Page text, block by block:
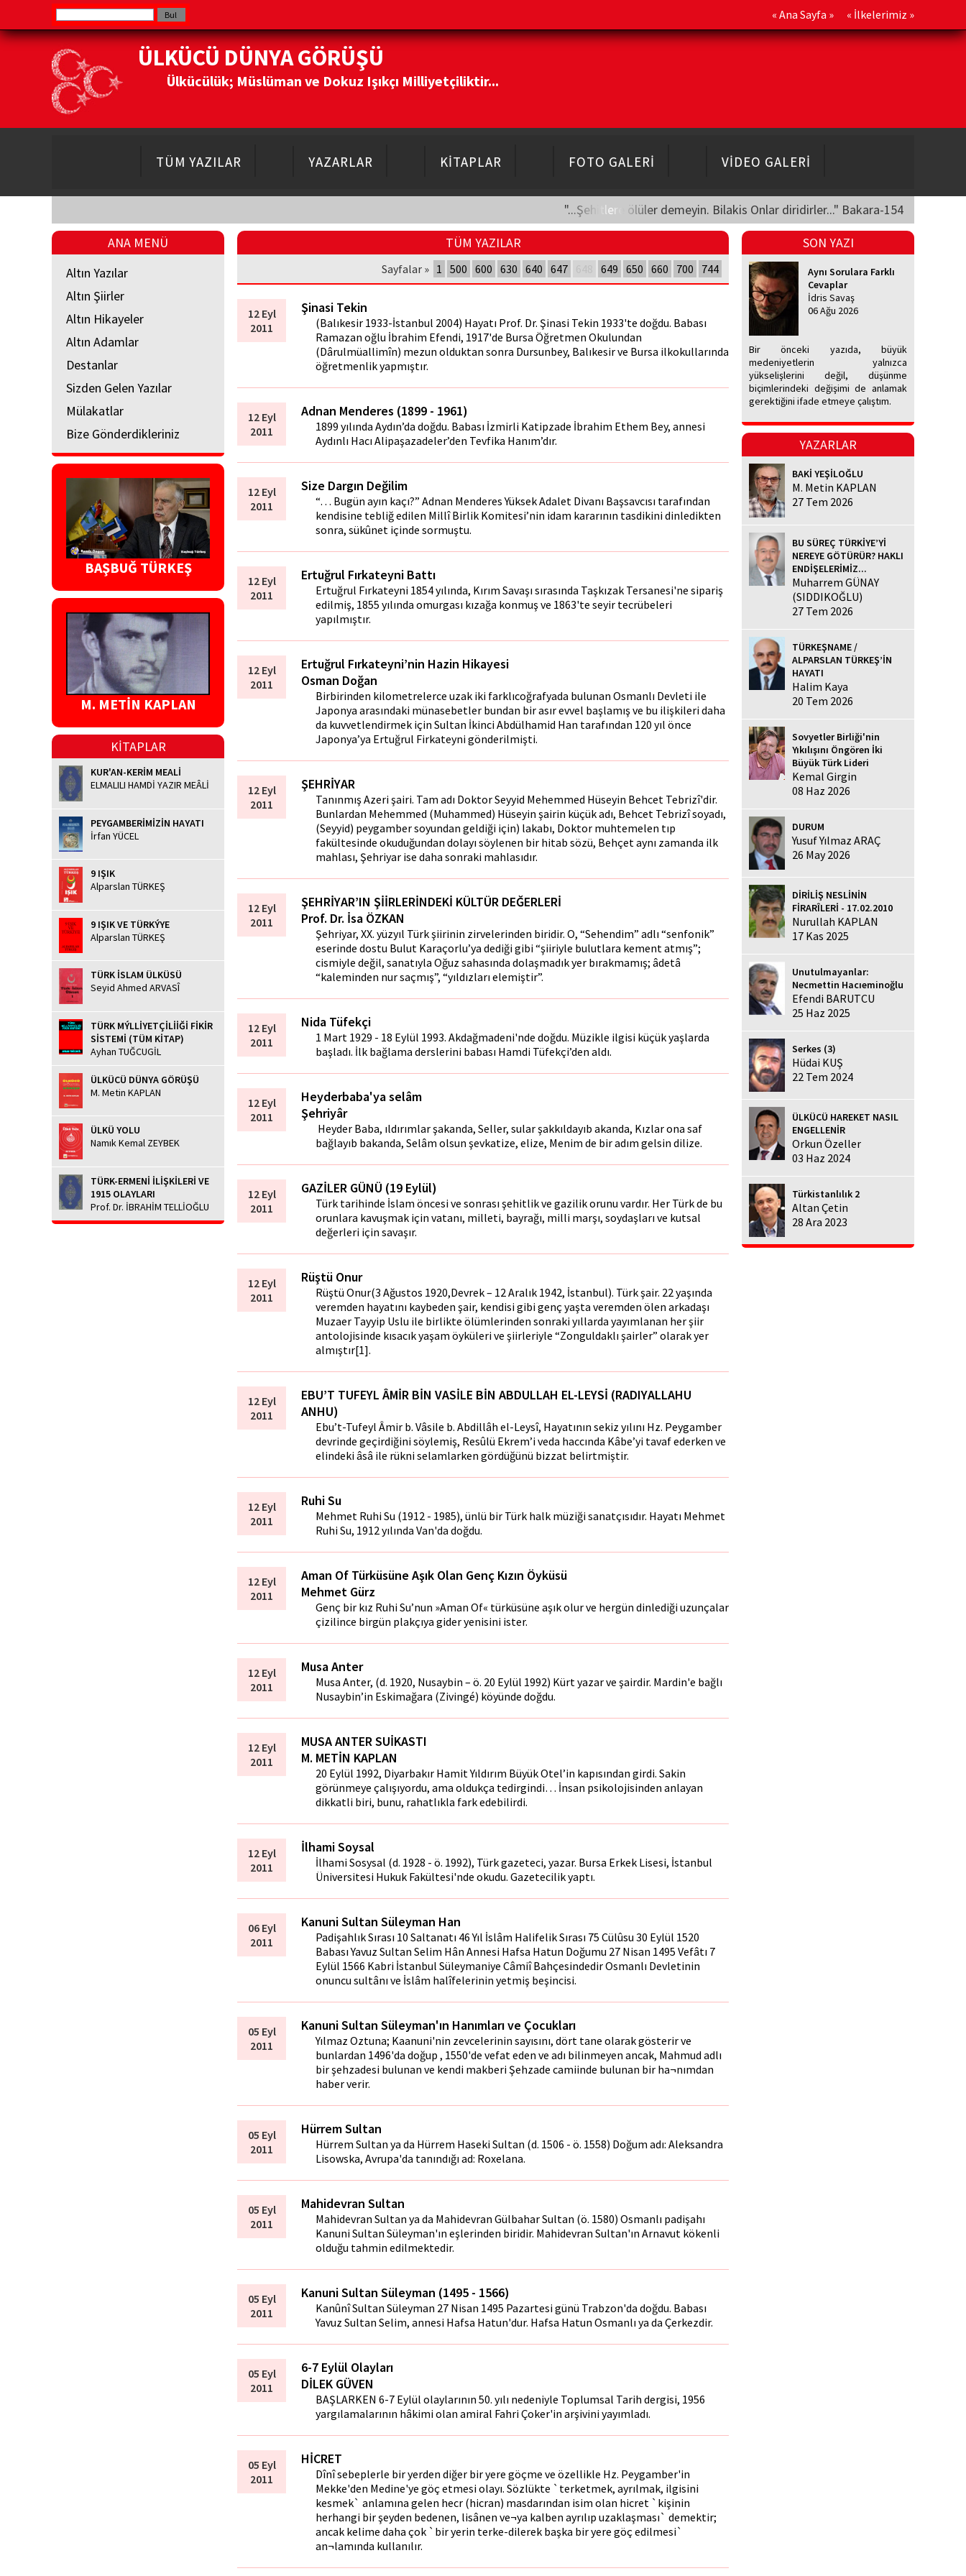
« Ana Sayfa » « İlkelerimiz »
ÜLKÜCÜ DÜNYA GÖRÜŞÜ
Ülkücülük; Müslüman ve Dokuz Işıkçı Milliyetçiliktir...
TÜM YAZILAR YAZARLAR KİTAPLAR FOTO GALERİ VİDEO GALERİ
"...Şehitlere ölüler demeyin. Bilakis Onlar diridirler..." Bakara-154
ANA MENÜ
Altın Yazılar
Altın Şiirler
Altın Hikayeler
Altın Adamlar
Destanlar
Sizden Gelen Yazılar
Mülakatlar
Bize Gönderdikleriniz
BAŞBUĞ TÜRKEŞ
M. METİN KAPLAN
KİTAPLAR
KUR'AN-KERİM MEALİ
ELMALILI HAMDİ YAZIR MEÂLİ
PEYGAMBERİMİZİN HAYATI
İrfan YÜCEL
9 IŞIK
Alparslan TÜRKEŞ
9 IŞIK VE TÜRKÝYE
Alparslan TÜRKEŞ
TÜRK İSLAM ÜLKÜSÜ
Seyid Ahmed ARVASÎ
TÜRK MÝLLİYETÇİLİİĞİ FİKİR
SİSTEMİ (TÜM KİTAP)
Ayhan TUĞCUGİL
ÜLKÜCÜ DÜNYA GÖRÜŞÜ
M. Metin KAPLAN
ÜLKÜ YOLU
Namık Kemal ZEYBEK
TÜRK-ERMENİ İLİŞKİLERİ VE
1915 OLAYLARI
Prof. Dr. İBRAHİM TELLİOĞLU
TÜM YAZILAR
Sayfalar » 1 500 600 630 640 647 649 650 660 700 744
12 Eyl
2011
Şinasi Tekin
(Balıkesir 1933-İstanbul 2004) Hayatı Prof. Dr. Şinasi Tekin 1933'te doğdu. Babası
Ramazan oğlu İbrahim Efendi, 1917'de Bursa Öğretmen Okulundan
(Dârulmüallimîn) mezun olduktan sonra Dursunbey, Balıkesir ve Bursa ilkokullarında
öğretmenlik yapmıştır.
12 Eyl
2011
Adnan Menderes (1899 - 1961)
1899 yılında Aydın’da doğdu. Babası İzmirli Katipzade İbrahim Ethem Bey, annesi
Aydınlı Hacı Alipaşazadeler’den Tevfika Hanım’dır.
12 Eyl
2011
Size Dargın Değilim
“… Bugün ayın kaçı?” Adnan Menderes Yüksek Adalet Divanı Başsavcısı tarafından
kendisine tebliğ edilen Millî Birlik Komitesi’nin idam kararının tasdikini dinledikten
sonra, sükûnet içinde sormuştu.
12 Eyl
2011
Ertuğrul Fırkateyni Battı
Ertuğrul Fırkateyni 1854 yılında, Kırım Savaşı sırasında Taşkızak Tersanesi'ne sipariş
edilmiş, 1855 yılında omurgası kızağa konmuş ve 1863'te seyir tecrübeleri
yapılmıştır.
12 Eyl
2011
Ertuğrul Fırkateyni’nin Hazin Hikayesi
Osman Doğan
Birbirinden kilometrelerce uzak iki farklıcoğrafyada bulunan Osmanlı Devleti ile
Japonya arasındaki münasebetler bundan bir asır evvel başlamış ve bu ilişkileri daha
da kuvvetlendirmek için Sultan İkinci Abdülhamid Han tarafından 120 yıl önce
Japonya’ya Ertuğrul Firkateyni gönderilmişti.
12 Eyl
2011
ŞEHRİYAR
Tanınmış Azeri şairi. Tam adı Doktor Seyyid Mehemmed Hüseyin Behcet Tebrizî'dir.
Bunlardan Mehemmed (Muhammed) Hüseyin şairin küçük adı, Behcet Tebrizî soyadı,
(Seyyid) peygamber soyundan geldiği için) lakabı, Doktor muhtemelen tıp
fakültesinde okuduğundan dolayı söylenen bir hitab sözü, Behçet aynı zamanda ilk
mahlası, Şehriyar ise daha sonraki mahlasıdır.
12 Eyl
2011
ŞEHRİYAR’IN ŞİİRLERİNDEKİ KÜLTÜR DEĞERLERİ
Prof. Dr. İsa ÖZKAN
Şehriyar, XX. yüzyıl Türk şiirinin zirvelerinden biridir. O, “Sehendim” adlı “senfonik”
eserinde dostu Bulut Karaçorlu’ya dediği gibi “şiiriyle bulutlara kement atmış”;
cismiyle değil, sanatıyla Oğuz sahasında dolaşmadık yer bırakmamış; âdetâ
“kaleminden nur saçmış”, “yıldızları elemiştir”.
12 Eyl
2011
Nida Tüfekçi
1 Mart 1929 - 18 Eylül 1993. Akdağmadeni'nde doğdu. Müzikle ilgisi küçük yaşlarda
başladı. İlk bağlama derslerini babası Hamdi Tüfekçi’den aldı.
12 Eyl
2011
Heyderbaba'ya selâm
Şehriyâr
Heyder Baba, ıldırımlar şakanda, Seller, sular şakkıldayıb akanda, Kızlar ona saf
bağlayıb bakanda, Selâm olsun şevkatize, elize, Menim de bir adım gelsin dilize.
12 Eyl
2011
GAZİLER GÜNÜ (19 Eylül)
Türk tarihinde İslam öncesi ve sonrası şehitlik ve gazilik orunu vardır. Her Türk de bu
orunlara kavuşmak için vatanı, milleti, bayrağı, milli marşı, soydaşları ve kutsal
değerleri için savaşır.
12 Eyl
2011
Rüştü Onur
Rüştü Onur(3 Ağustos 1920,Devrek – 12 Aralık 1942, İstanbul). Türk şair. 22 yaşında
veremden hayatını kaybeden şair, kendisi gibi genç yaşta veremden ölen arkadaşı
Muzaffer Tayyip Uslu ile birlikte ölümlerinden sonraki yıllarda yayımlanan her şiir
antolojisinde kısacık yaşam öyküleri ve şiirleriyle “Zonguldaklı şairler” olarak yer
almıştır[1].
12 Eyl
2011
EBU’T TUFEYL ÂMİR BİN VASİLE BİN ABDULLAH EL-LEYSİ (RADIYALLAHU
ANHU)
Ebu’t-Tufeyl Âmir b. Vâsile b. Abdillâh el-Leysî, Hayatının sekiz yılını Hz. Peygamber
devrinde geçirdiğini söylemiş, Resûlü Ekrem’i veda haccında Kâbe’yi tavaf ederken ve
elindeki âsâ ile rükni selamlarken gördüğünü bizzat belirtmiştir.
12 Eyl
2011
Ruhi Su
Mehmet Ruhi Su (1912 - 1985), ünlü bir Türk halk müziği sanatçısıdır. Hayatı Mehmet
Ruhi Su, 1912 yılında Van'da doğdu.
12 Eyl
2011
Aman Of Türküsüne Aşık Olan Genç Kızın Öyküsü
Mehmet Gürz
Genç bir kız Ruhi Su’nun »Aman Of« türküsüne aşık olur ve hergün dinlediği uzunçalar
çizilince birgün plakçıya gider yenisini ister.
12 Eyl
2011
Musa Anter
Musa Anter, (d. 1920, Nusaybin – ö. 20 Eylül 1992) Kürt yazar ve şairdir. Mardin'e bağlı
Nusaybin’in Eskimağara (Zivingé) köyünde doğdu.
12 Eyl
2011
MUSA ANTER SUİKASTI
M. METİN KAPLAN
20 Eylül 1992, Diyarbakır Hamit Yıldırım Büyük Otel’in kapısından girdi. Sakin
görünmeye çalışıyordu, ama oldukça tedirgindi… İnsan psikolojisinden anlayan
dikkatli biri, bunu, rahatlıkla fark edebilirdi.
12 Eyl
2011
İlhami Soysal
İlhami Sosysal (d. 1928 - ö. 1992), Türk gazeteci, yazar. Bursa Erkek Lisesi, İstanbul
Üniversitesi Hukuk Fakültesi'nde okudu. Gazetecilik yaptı.
06 Eyl
2011
Kanuni Sultan Süleyman Han
Padişahlık Sırası 10 Saltanatı 46 Yıl İslâm Halifelik Sırası 75 Cülûsu 30 Eylül 1520
Babası Yavuz Sultan Selim Hân Annesi Hafsa Hatun Doğumu 27 Nisan 1495 Vefâtı 7
Eylül 1566 Kabri İstanbul Süleymaniye Câmiî Bahçesindedir Osmanlı Devletinin
onuncu sultânı ve İslâm halîfelerinin yetmiş beşincisi.
05 Eyl
2011
Kanuni Sultan Süleyman'ın Hanımları ve Çocukları
Yılmaz Oztuna; Kaanuni'nin zevcelerinin sayısını, dört tane olarak gösterir ve
bunlardan 1496'da doğup , 1550'de vefat eden ve adı bilinmeyen ancak, Mahmud adlı
bir şehzadesi bulunan ve kendi makberi Şehzade camiinde bulunan bir ha¬nımdan
haber verir.
05 Eyl
2011
Hürrem Sultan
Hürrem Sultan ya da Hürrem Haseki Sultan (d. 1506 - ö. 1558) Doğum adı: Aleksandra
Lisowska, Avrupa'da tanındığı ad: Roxelana.
05 Eyl
2011
Mahidevran Sultan
Mahidevran Sultan ya da Mahidevran Gülbahar Sultan (ö. 1580) Osmanlı padişahı
Kanuni Sultan Süleyman'ın eşlerinden biridir. Mahidevran Sultan'ın Arnavut kökenli
olduğu tahmin edilmektedir.
05 Eyl
2011
Kanuni Sultan Süleyman (1495 - 1566)
Kanûnî Sultan Süleyman 27 Nisan 1495 Pazartesi günü Trabzon'da doğdu. Babası
Yavuz Sultan Selim, annesi Hafsa Hatun'dur. Hafsa Hatun Osmanlı ya da Çerkezdir.
05 Eyl
2011
6-7 Eylül Olayları
DİLEK GÜVEN
BAŞLARKEN 6-7 Eylül olaylarının 50. yılı nedeniyle Toplumsal Tarih dergisi, 1956
yargılamalarının hâkimi olan amiral Fahri Çoker'in arşivini yayımladı.
05 Eyl
2011
HİCRET
Dînî sebeplerle bir yerden diğer bir yere göçme ve özellikle Hz. Peygamber'in
Mekke'den Medine'ye göç etmesi olayı. Sözlükte `terketmek, ayrılmak, ilgisini
kesmek` anlamına gelen hecr (hicran) masdarından isim olan hicret `kişinin
herhangi bir şeyden bedenen, lisânen ve¬ya kalben ayrılıp uzaklaşması` demektir;
ancak kelime daha çok `bir yerin terke-dilerek başka bir yere göç edilmesi`
an¬lamında kullanılır.
SON YAZI
Aynı Sorulara Farklı
Cevaplar
İdris Savaş
06 Ağu 2026
Bir önceki yazıda, büyük
medeniyetlerin yalnızca
yükselişlerini değil, düşünme
biçimlerindeki değişimi de anlamak
gerektiğini ifade etmeye çalıştım.
YAZARLAR
BAKİ YEŞİLOĞLU
M. Metin KAPLAN
27 Tem 2026
BU SÜREÇ TÜRKİYE’Yİ
NEREYE GÖTÜRÜR? HAKLI
ENDİŞELERİMİZ...
Muharrem GÜNAY
(SIDDIKOĞLU)
27 Tem 2026
TÜRKEŞNAME /
ALPARSLAN TÜRKEŞ’İN
HAYATI
Halim Kaya
20 Tem 2026
Sovyetler Birliği'nin
Yıkılışını Öngören İki
Büyük Türk Lideri
Kemal Girgin
08 Haz 2026
DURUM
Yusuf Yılmaz ARAÇ
26 May 2026
DİRİLİŞ NESLİNİN
FİRARÎLERİ - 17.02.2010
Nurullah KAPLAN
17 Kas 2025
Unutulmayanlar:
Necmettin Hacıeminoğlu
Efendi BARUTCU
25 Haz 2025
Serkes (3)
Hüdai KUŞ
22 Tem 2024
ÜLKÜCÜ HAREKET NASIL
ENGELLENİR
Orkun Özeller
03 Haz 2024
Türkistanlılık 2
Altan Çetin
28 Ara 2023